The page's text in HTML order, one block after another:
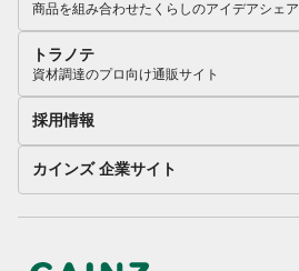
商品を組み合わせたくらしのアイデアシェア
トラノテ
資材調達のプロ向け通販サイト
採用情報
カインズ 企業サイト